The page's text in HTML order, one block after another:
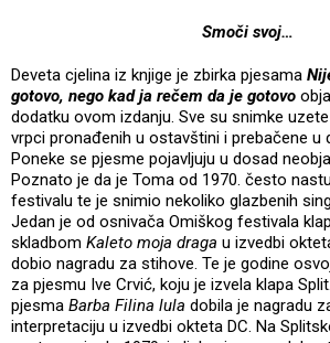
Smoči svoj…
Deveta cjelina iz knjige je zbirka pjesama
gotovo, nego kad ja rečem da je gotovo
dodatku ovom izdanju. Sve su snimke
vrpci pronađenih u ostavštini i prebačene u
Poneke se pjesme pojavljuju u dosad
Poznato je da je Toma od 1970. često
festivalu te je snimio nekoliko glazbenih
Jedan je od osnivača Omiškog festivala
skladbom Kaleto moja draga u izvedbi
dobio nagradu za stihove. Te je godine
za pjesmu Ive Crvić, koju je izvela klapa
pjesma Barba Filina lula dobila je nagradu
interpretaciju u izvedbi okteta DC. Na